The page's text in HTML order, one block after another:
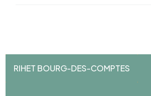
RIHET BOURG-DES-COMPTES